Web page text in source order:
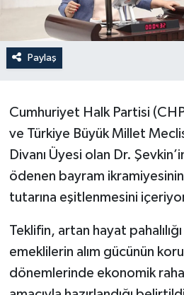
Paylaş
Cumhuriyet Halk Partisi
ve Türkiye Büyük Millet
Divanı Üyesi olan Dr.
ödenen bayram
tutarına eşitlenmesini
Teklifin, artan hayat pahalılığı
emeklilerin alım gücünün
dönemlerinde ekonomik